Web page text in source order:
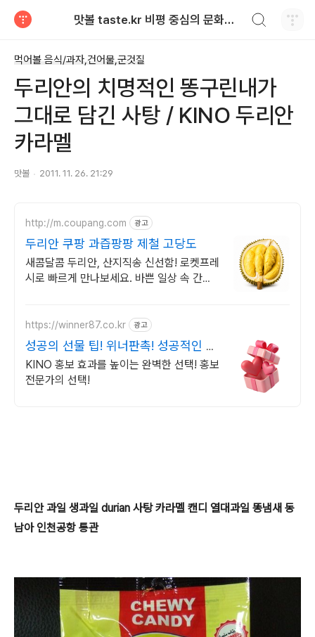
맛볼 taste.kr 비평 중심의 문화적 기호 · 맛 · 향기 리뷰
먹어볼 음식/과자,건어물,군것질
두리안의 치명적인 똥구린내가
그대로 담긴 사탕 / KINO 두리안
카라멜
맛볼 2011. 11. 26. 21:29
http://m.coupang.com 광고
두리안 쿠팡 과즙팡팡 제철 고당도
새콤달콤 두리안, 산지직송 신선함! 로켓프레
시로 빠르게 만나보세요. 바쁜 일상 속 간편
https://winner87.co.kr 광고
성공의 선물 팁! 위너판촉! 성공적인 행
사, 시작은 여기
KINO 홍보 효과를 높이는 완벽한 선택! 홍보
전문가의 선택!
두리안 과일 생과일 durian 사탕 카라멜 캔디 열대과일 똥냄새 동
남아 인천공항 통관